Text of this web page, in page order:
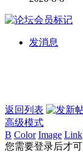
发消息
返回列表
高级模式
B Color Image Link
您需要登录后才